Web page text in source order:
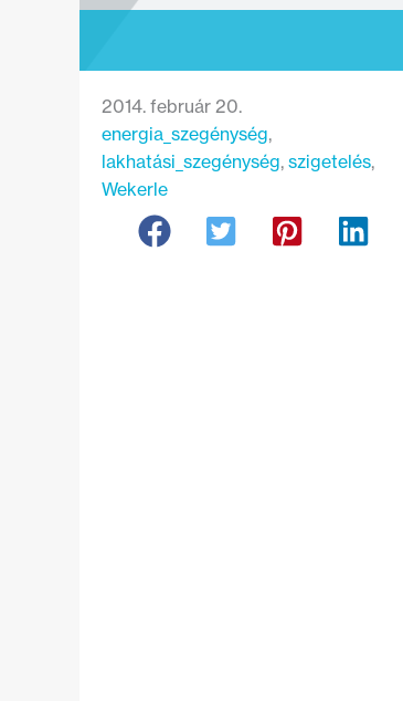
2014. február 20.
energia_szegénység
lakhatási_szegénység, szigetelés
Wekerle